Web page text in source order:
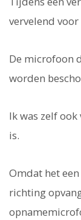
vervelend
De microfoon
worden
Ik was zelf
is.
Omdat het
richting